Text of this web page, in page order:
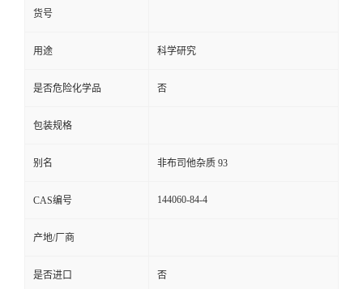
货号
用途 科学研究
是否危险化学品 否
包装规格
别名 非布司他杂质 93
CAS编号 144060-84-4
产地/厂商
是否进口 否